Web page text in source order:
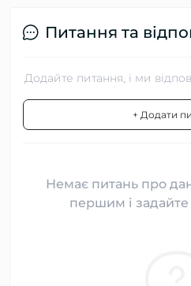
Питання та
Додайте питання, і ми
+ Додати
Немає питань про
першим і